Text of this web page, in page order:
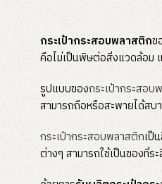
กระเป๋ากระสอบพลาสติกข
คือไม่เป็นพิษต่อสิ่งแวดล้อม
รูปแบบของกระเป๋ากระสอ
สามารถถือหรือสะพายได้ส
กระเป๋ากระสอบพลาสติกเป็
ต่างๆ สามารถใช้เป็นของที่